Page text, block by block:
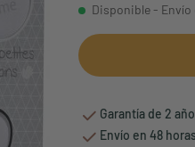
Disponible - Envío
Garantía de 2
Envío en 48